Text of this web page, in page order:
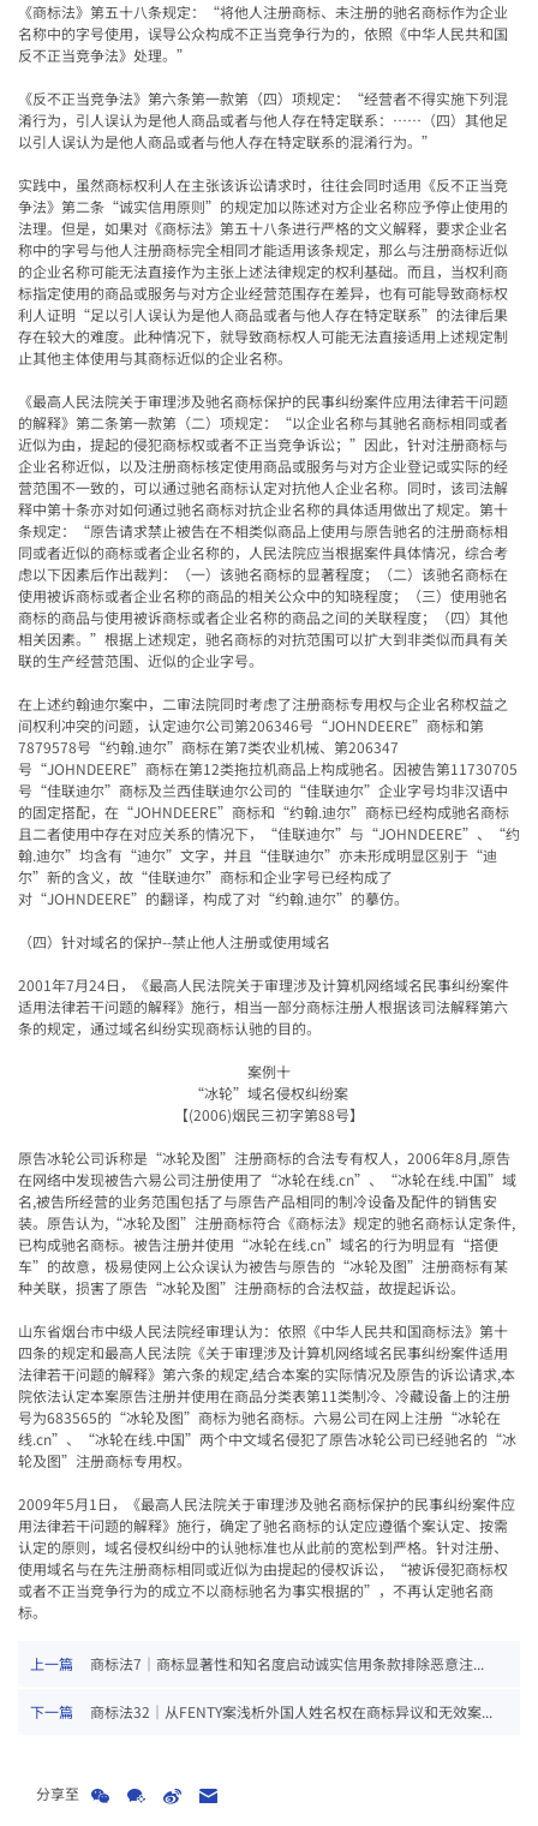
《商标法》第五十八条规定：“将他人注册商标、未注册的驰名商标作为企业
名称中的字号使用，误导公众构成不正当竞争行为的，依照《中华人民共和国
反不正当竞争法》处理。”
《反不正当竞争法》第六条第一款第（四）项规定：“经营者不得实施下列混
淆行为，引人误认为是他人商品或者与他人存在特定联系：……（四） 其他足
以引人误认为是他人商品或者与他人存在特定联系的混淆行为。 ”
实践中，虽然商标权利人在主张该诉讼请求时，往往会同时适用《反不正当竞
争法》第二条“诚实信用原则”的规定加以陈述对方企业名称应予停止使用的
法理。但是，如果对《商标法》第五十八条进行严格的文义解释，要求企业名
称中的字号与他人注册商标完全相同才能适用该条规定，那么与注册商标近似
的企业名称可能无法直接作为主张上述法律规定的权利基础。而且，当权利商
标指定使用的商品或服务与对方企业经营范围存在差异，也有可能导致商标权
利人证明“足以引人误认为是他人商品或者与他人存在特定联系”的法律后果
存在较大的难度。此种情况下，就导致商标权人可能无法直接适用上述规定制
止其他主体使用与其商标近似的企业名称。
《最高人民法院关于审理涉及驰名商标保护的民事纠纷案件应用法律若干问题
的解释》第二条第一款第（二）项规定：“以企业名称与其驰名商标相同或者
近似为由，提起的侵犯商标权或者不正当竞争诉讼；”因此，针对注册商标与
企业名称近似，以及注册商标核定使用商品或服务与对方企业登记或实际的经
营范围不一致的，可以通过驰名商标认定对抗他人企业名称。同时，该司法解
释中第十条亦对如何通过驰名商标对抗企业名称的具体适用做出了规定。第十
条规定：“原告请求禁止被告在不相类似商品上使用与原告驰名的注册商标相
同或者近似的商标或者企业名称的，人民法院应当根据案件具体情况，综合考
虑以下因素后作出裁判：（一）该驰名商标的显著程度；（二）该驰名商标在
使用被诉商标或者企业名称的商品的相关公众中的知晓程度；（三）使用驰名
商标的商品与使用被诉商标或者企业名称的商品之间的关联程度；（四）其他
相关因素。”根据上述规定，驰名商标的对抗范围可以扩大到非类似而具有关
联的生产经营范围、近似的企业字号。
在上述约翰迪尔案中，二审法院同时考虑了注册商标专用权与企业名称权益之
间权利冲突的问题，认定迪尔公司第206346号“JOHNDEERE”商标和第
7879578号“约翰.迪尔”商标在第7类农业机械、第206347
号“JOHNDEERE”商标在第12类拖拉机商品上构成驰名。因被告第11730705
号“佳联迪尔”商标及兰西佳联迪尔公司的“佳联迪尔”企业字号均非汉语中
的固定搭配，在“JOHNDEERE”商标和“约翰.迪尔”商标已经构成驰名商标
且二者使用中存在对应关系的情况下，“佳联迪尔”与“JOHNDEERE”、“约
翰.迪尔”均含有“迪尔”文字，并且“佳联迪尔”亦未形成明显区别于“迪
尔”新的含义，故“佳联迪尔”商标和企业字号已经构成了
对“JOHNDEERE”的翻译，构成了对“约翰.迪尔”的摹仿。
（四）针对域名的保护--禁止他人注册或使用域名
2001年7月24日，《最高人民法院关于审理涉及计算机网络域名民事纠纷案件
适用法律若干问题的解释》施行，相当一部分商标注册人根据该司法解释第六
条的规定，通过域名纠纷实现商标认驰的目的。
案例十
“冰轮” 域名侵权纠纷案
【(2006)烟民三初字第88号】
原告冰轮公司诉称是 “冰轮及图” 注册商标的合法专有权人， 2006年8月,原告
在网络中发现被告六易公司注册使用了 “冰轮在线.cn” 、 “冰轮在线.中国” 域
名,被告所经营的业务范围包括了与原告产品相同的制冷设备及配件的销售安
装。原告认为,“冰轮及图” 注册商标符合《商标法》规定的驰名商标认定条件,
已构成驰名商标。被告注册并使用 “冰轮在线.cn” 域名的行为明显有 “搭便
车” 的故意，极易使网上公众误认为被告与原告的 “冰轮及图” 注册商标有某
种关联，损害了原告 “冰轮及图” 注册商标的合法权益，故提起诉讼。
山东省烟台市中级人民法院经审理认为：依照《中华人民共和国商标法》第十
四条的规定和最高人民法院《关于审理涉及计算机网络域名民事纠纷案件适用
法律若干问题的解释》第六条的规定,结合本案的实际情况及原告的诉讼请求,本
院依法认定本案原告注册并使用在商品分类表第11类制冷、冷藏设备上的注册
号为683565的 “冰轮及图” 商标为驰名商标。六易公司在网上注册 “冰轮在
线.cn” 、 “冰轮在线.中国” 两个中文域名侵犯了原告冰轮公司已经驰名的 “冰
轮及图” 注册商标专用权。
2009年5月1 日，《最高人民法院关于审理涉及驰名商标保护的民事纠纷案件应
用法律若干问题的解释》施行，确定了驰名商标的认定应遵循个案认定、按需
认定的原则，域名侵权纠纷中的认驰标准也从此前的宽松到严格。针对注册、
使用域名与在先注册商标相同或近似为由提起的侵权诉讼，
“被诉侵犯商标权
或者不正当竞争行为的成立不以商标驰名为事实根据的” ，不再认定驰名商
标。
上一篇 商标法7｜商标显著性和知名度启动诚实信用条款排除恶意注...
下一篇 商标法32｜从FENTY案浅析外国人姓名权在商标异议和无效案...
分享至